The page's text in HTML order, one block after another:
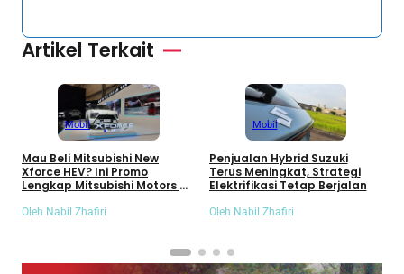
Artikel Terkait
Mobil
Mau Beli Mitsubishi New
Xforce HEV? Ini Promo
Lengkap Mitsubishi Motors di
Oleh Nabil Zhafiri
Mobil
Penjualan Hybrid Suzuki
Terus Meningkat, Strategi
Elektrifikasi Tetap Berjalan
Oleh Nabil Zhafiri